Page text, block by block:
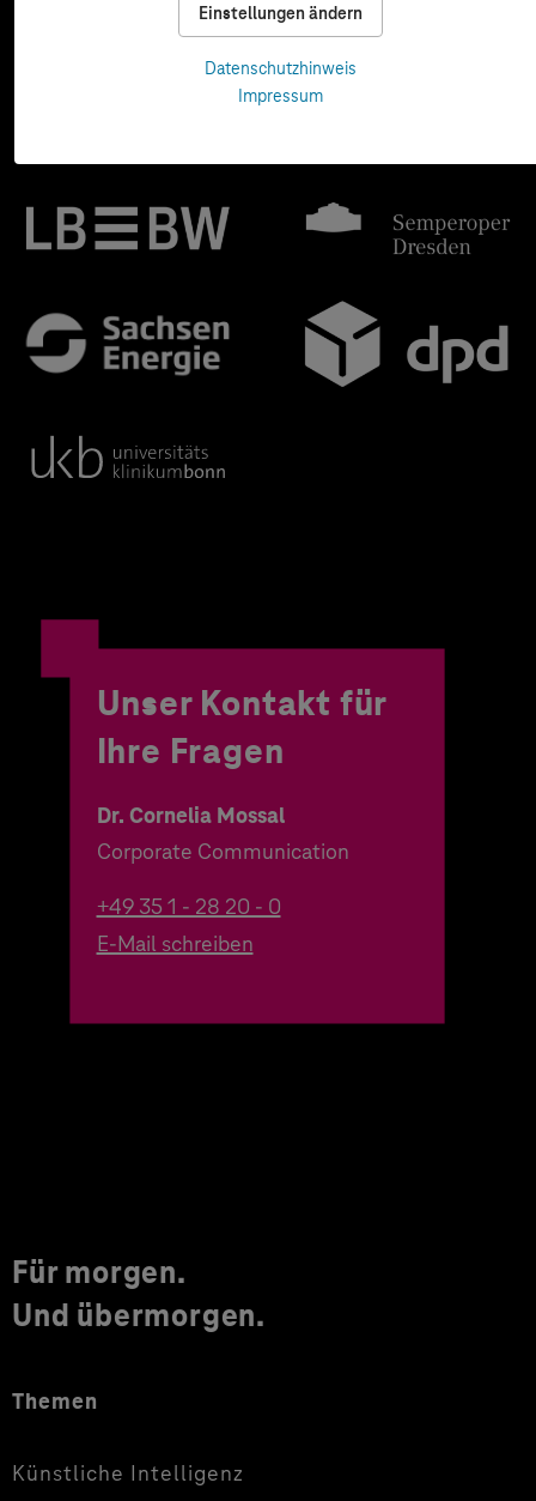
Einstellungen ändern
Datenschutzhinweis
Impressum
Unser Kontakt für
Ihre Fragen
Dr. Cornelia Mossal
Corporate Communication
+49 35 1 - 28 20 - 0
E-Mail schreiben
Für morgen.
Und übermorgen.
Themen
Künstliche Intelligenz